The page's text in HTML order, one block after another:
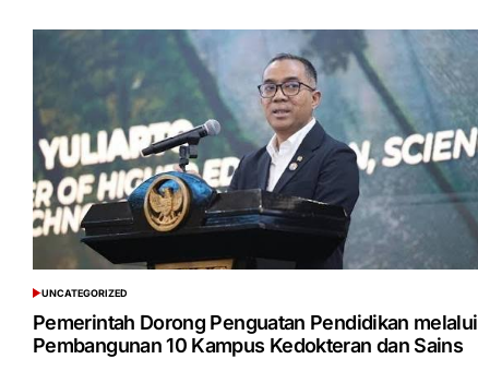
POSTED
IN
UNCATEGORIZED
Pemerintah Dorong Penguatan Pendidikan melalui
Pembangunan 10 Kampus Kedokteran dan Sains